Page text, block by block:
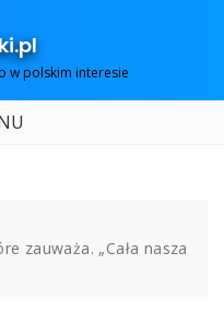
w polskim interesie
zauważa. „Cała nasza